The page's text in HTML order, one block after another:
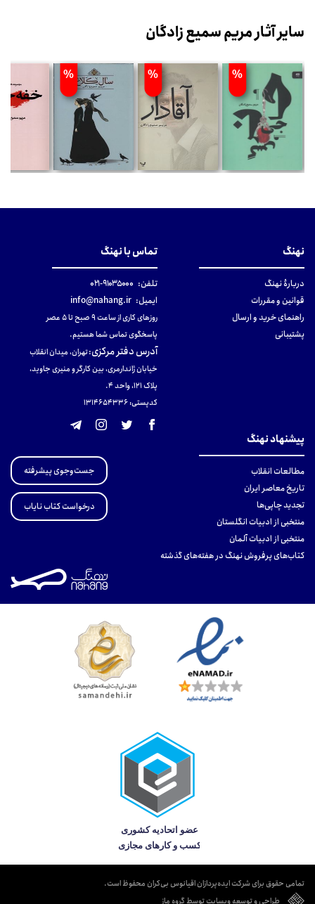
سایر آثار مریم سمیع زادگان
%
%
%
نهنگ
دربارهٔ نهنگ
قوانین و مقررات
راهنمای خرید و ارسال
پشتیبانی
تماس با نهنگ
تلفن: ۹۱۰۳۵۰۰۰-۰۲۱
ایمیل: info@nahang.ir
روزهای کاری از ساعت ۹ صبح تا ۵ عصر
پاسخگوی تماس شما هستیم.
آدرس دفتر مرکزی:تهران، میدان انقلاب
خیابان ژاندارمری، بین کارگر و منیری جاوید،
پلاک 121، واحد ۴.
کدپستی: 131465433۶
پیشنهاد نهنگ
مطالعات انقلاب
تاریخ معاصر ایران
تجدید چاپی‌ها
منتخبی از ادبیات انگلستان
منتخبی از ادبیات آلمان
کتاب‌های پرفروش نهنگ در هفته‌های گذشته
جست‌وجوی پیشرفته
درخواست کتاب نایاب
تمامی حقوق برای شرکت ایده‌پردازان اقیانوس بی‌کران محفوظ است.
طراحی و توسعه وبسایت توسط گروه ماز